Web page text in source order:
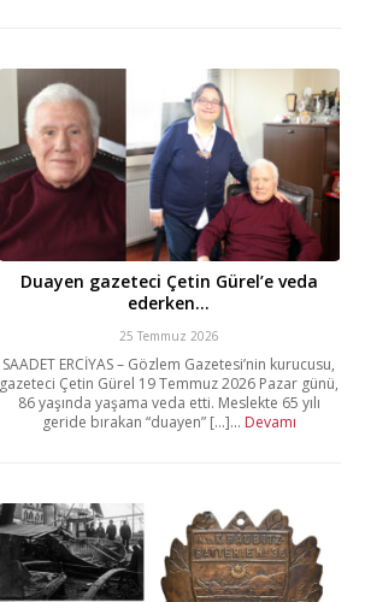
Duayen gazeteci Çetin Gürel’e veda
ederken…
25 Temmuz 2026
SAADET ERCİYAS – Gözlem Gazetesi’nin kurucusu,
gazeteci Çetin Gürel 19 Temmuz 2026 Pazar günü,
86 yaşında yaşama veda etti. Meslekte 65 yılı
geride bırakan “duayen” [...]... Devamı